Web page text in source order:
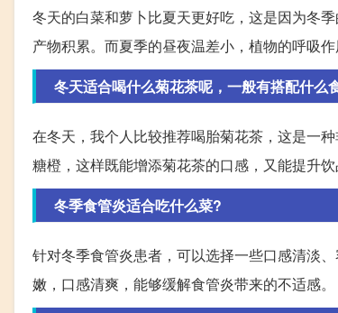
冬天的白菜和萝卜比夏天更好吃，这是因为冬
产物积累。而夏季的昼夜温差小，植物的呼吸
冬天适合喝什么菊花茶呢，一般有搭配什么
在冬天，我个人比较推荐喝胎菊花茶，这是一
糖橙，这样既能增添菊花茶的口感，又能提升饮
冬季食管炎适合吃什么菜?
针对冬季食管炎患者，可以选择一些口感清淡
嫩，口感清爽，能够缓解食管炎带来的不适感。